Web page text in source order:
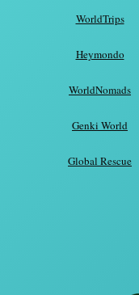
WorldTrips
Heymondo
WorldNomads
Genki World
Global Rescue